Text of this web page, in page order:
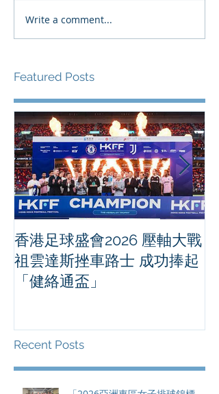
Write a comment...
Featured Posts
香港足球盛會2026 壓軸大戰
祖雲達斯挫車路士 成功捧起
「健絡通盃」
Recent Posts